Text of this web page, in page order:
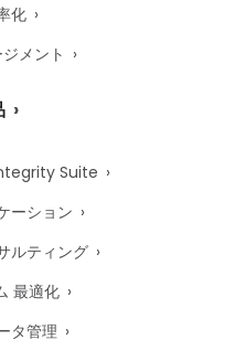
化
メント
Suite
ーション
ルティング
最適化
タ管理